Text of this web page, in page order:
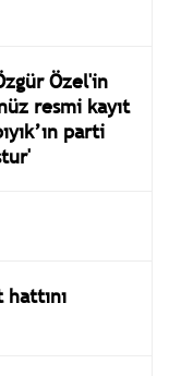
Özel'in
resmi kayıt
parti